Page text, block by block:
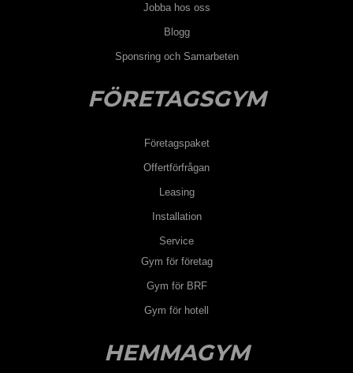
Jobba hos oss
Blogg
Sponsring och Samarbeten
FÖRETAGSGYM
Företagspaket
Offertförfrågan
Leasing
Installation
Service
Gym för företag
Gym för BRF
Gym för hotell
HEMMAGYM